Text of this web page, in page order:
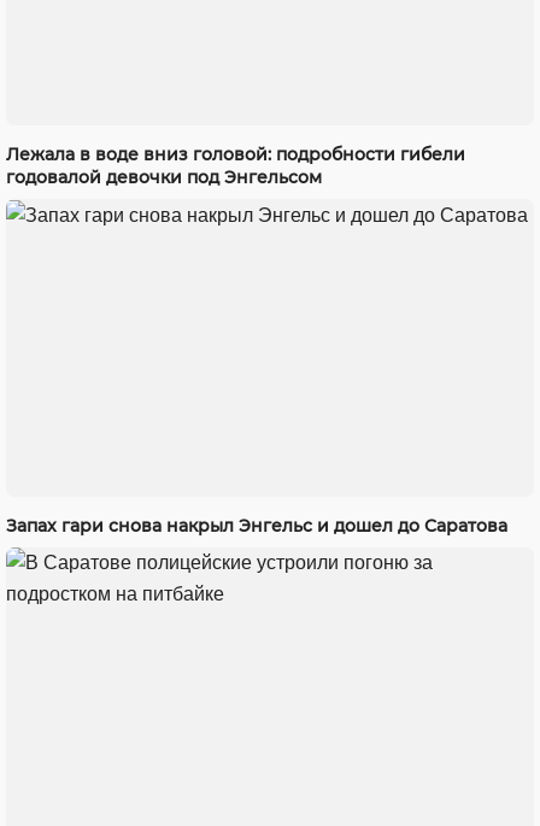
Лежала в воде вниз головой: подробности гибели
годовалой девочки под Энгельсом
Запах гари снова накрыл Энгельс и дошел до Саратова